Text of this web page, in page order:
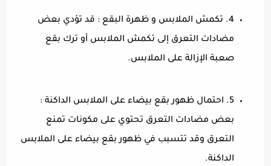
4. تكمش الملابس و ظهرة البقع : قد تؤدي بعض
مضادات التعرق إلى تكمش الملابس أو ترك بقع
صعبة الإزالة على الملابس.
5. احتمال ظهور بقع بيضاء على الملابس الداكنة :
بعض مضادات التعرق تحتوي على مكونات تمنع
التعرق وقد تتسبب في ظهور بقع بيضاء على الملابس
الداكنة.